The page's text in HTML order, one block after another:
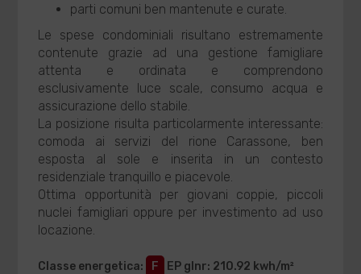
parti comuni ben mantenute e curate.
Le spese condominiali risultano estremamente
contenute grazie ad una gestione famigliare
attenta e ordinata e comprendono
esclusivamente luce scale, consumo acqua e
assicurazione dello stabile.
La posizione risulta particolarmente interessante:
comoda ai servizi del rione Carassone, ben
esposta al sole e inserita in un contesto
residenziale tranquillo e piacevole.
Ottima opportunità per giovani coppie, piccoli
nuclei famigliari oppure per investimento ad uso
locazione.
Classe energetica: F EP glnr: 210.92 kwh/m²